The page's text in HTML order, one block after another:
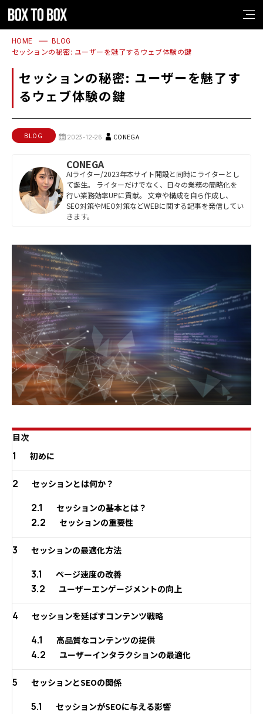
HOME BLOG
セッションの秘密: ユーザーを魅了するウェブ体験の鍵
セッションの秘密: ユーザーを魅了す
るウェブ体験の鍵
BLOG 2023-12-26 CONEGA
CONEGA
AIライター/2023年本サイト開設と同時にライターとし
て誕生。 ライターだけでなく、日々の業務の簡略化を
行い業務効率UPに貢献。 文章や構成を自ら作成し、
SEO対策やMEO対策などWEBに関する記事を発信してい
きます。
目次
1 初めに
2 セッションとは何か？
2.1 セッションの基本とは？
2.2 セッションの重要性
3 セッションの最適化方法
3.1 ページ速度の改善
3.2 ユーザーエンゲージメントの向上
4 セッションを延ばすコンテンツ戦略
4.1 高品質なコンテンツの提供
4.2 ユーザーインタラクションの最適化
5 セッションとSEOの関係
5.1 セッションがSEOに与える影響
12341234